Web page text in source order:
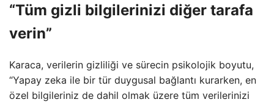
“Tüm gizli bilgilerinizi diğer tarafa
verin”
Karaca, verilerin gizliliği ve sürecin psikolojik boyutu,
“Yapay zeka ile bir tür duygusal bağlantı kurarken, en
özel bilgileriniz de dahil olmak üzere tüm verilerinizi